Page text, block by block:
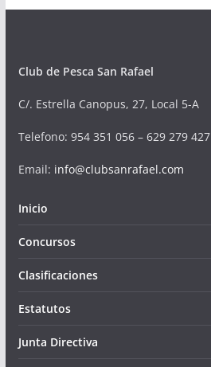
Club de Pesca San Rafael
C/. Estrella Canopus, 27, Local 5-A
Telefono: 954 351 056 – 629 279 427
Email: info@clubsanrafael.com
Inicio
Concursos
Clasificaciones
Estatutos
Junta Directiva